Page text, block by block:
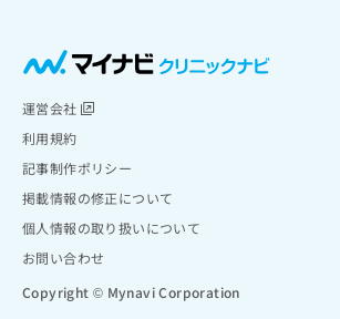
運営会社
利用規約
記事制作ポリシー
掲載情報の修正について
個人情報の取り扱いについて
お問い合わせ
Copyright © Mynavi Corporation